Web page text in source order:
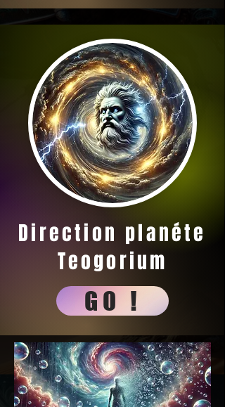
Direction planéte
Teogorium
GO !